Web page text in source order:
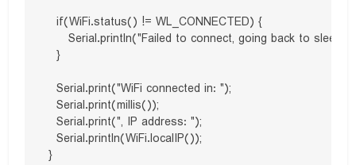
  if(WiFi.status() != WL_CONNECTED) {
     Serial.println("Failed to connect, going back to sleep");
  }
  Serial.print("WiFi connected in: ");
  Serial.print(millis());
  Serial.print(", IP address: ");
  Serial.println(WiFi.localIP());
}